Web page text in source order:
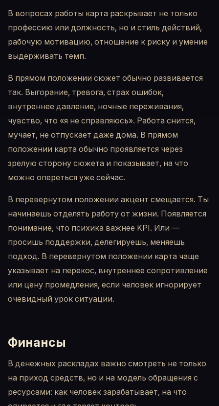
В вопросах работы карта раскрывает не только
профессию или должность, но и стиль действий,
рабочую мотивацию, отношение к риску и умение
выдерживать темп.
В прямом положении сюжет обычно развивается
так. Выгорание, тревога, страх ошибок,
внутреннее давление, ночные переживания,
чувство, что «я не справляюсь». Работа снится,
мучает, не отпускает даже дома. В прямом
положении карта обычно проявляется через
зрелую сторону сюжета и показывает, на что
можно опереться уже сейчас.
В перевернутом положении акцент смещается. Ты
начинаешь отделять работу от жизни. Появляется
понимание, что психика важнее KPI. Или —
просишь поддержки, делегируешь, меняешь
подход. В перевернутом положении карта чаще
указывает на перекос, внутреннее сопротивление
или цену промедления, если человек игнорирует
очевидный урок ситуации.
Финансы
В денежных раскладах важно смотреть не только
на приход средств, но и на модель обращения с
ресурсами: как человек зарабатывает, на что